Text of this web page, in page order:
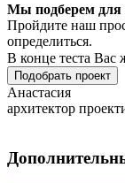
Мы подберем для
Пройдите наш
определиться.
В конце теста
Подобрать проект
Анастасия
архитектор